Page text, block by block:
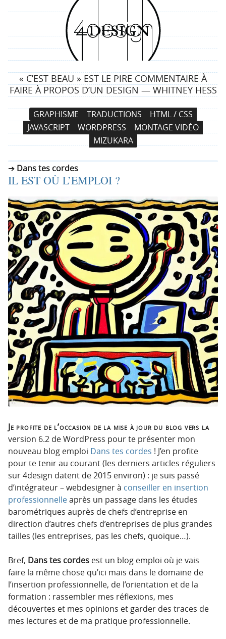
4
d
e
s
i
g
« C’EST BEAU » EST LE PIRE COMMENTAIRE À
FAIRE À PROPOS D’UN DESIGN — WHITNEY HESS
a
t
i
o
n
p
r
i
n
c
i
p
a
l
e
a
u
c
o
n
t
e
n
u
GRAPHISME TRADUCTIONS
HTML / CSS
JAVASCRIPT
WORDPRESS
MONTAGE VIDÉO
MIZUKARA
Dans tes cordes
IL EST OÙ L’EMPLOI ?
Je profite de l’occasion de la mise à jour du blog vers la
version 6.2 de WordPress pour te présenter mon
nouveau blog emploi Dans tes cordes ! J’en profite
pour te tenir au courant (les derniers articles réguliers
sur 4design datent de 2015 environ) : je suis passé
d’intégrateur – webdesigner à conseiller en insertion
professionnelleaprès un passage dans les études
barométriques auprès de chefs d’entreprise en
direction d’autres chefs d’entreprises de plus grandes
tailles (les entreprises, pas les chefs, quoique…).
Bref, Dans tes cordes est un blog emploi où je vais
faire la même chose qu’ici mais dans le domaine de
l’insertion professionnelle, de l’orientation et de la
formation : rassembler mes réflexions, mes
découvertes et mes opinions et garder des traces de
mes lectures et de ma pratique professionnelle.